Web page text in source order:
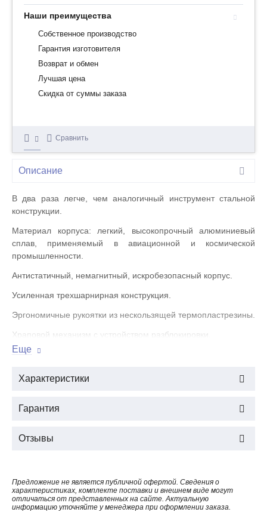
Наши преимущества
Собственное производство
Гарантия изготовителя
Возврат и обмен
Лучшая цена
Скидка от суммы заказа
Сравнить
Описание
В два раза легче, чем аналогичный инструмент стальной
конструкции.
Материал корпуса: легкий, высокопрочный алюминиевый
сплав, применяемый в авиационной и космической
промышленности.
Антистатичный, немагнитный, искробезопасный корпус.
Усиленная трехшарнирная конструкция.
Эргономичные рукоятки из нескользящей термопластрезины.
Храповой механизм с устройством разблокировки.
Регулятор прижимного усилия матриц.
Обработка поверхности: электролитическое анодирование.
Длина: 225 мм.
Еще
Характеристики
Гарантия
Отзывы
Предложение не является публичной офертой. Сведения о
характеристиках, комплекте поставки и внешнем виде могут
отличаться от представленных на сайте. Актуальную
информацию уточняйте у менеджера при оформлении заказа.